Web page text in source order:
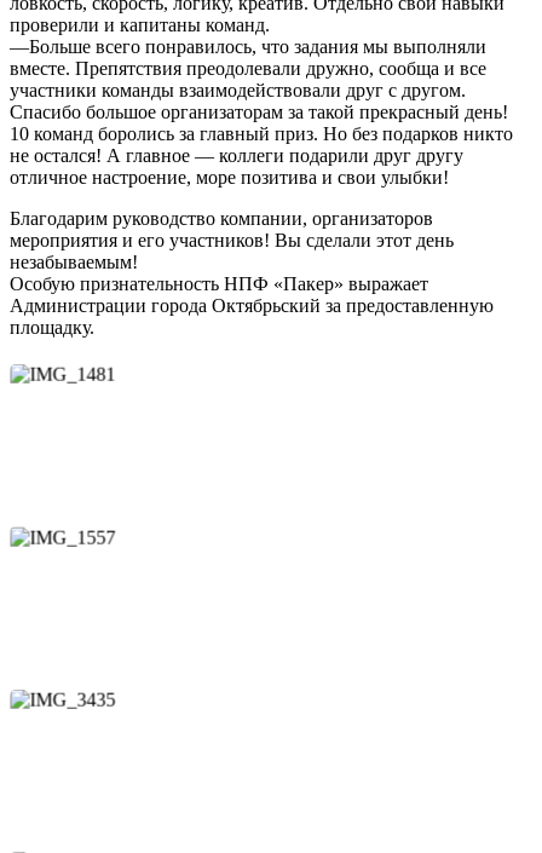
проверили и капитаны команд.
—Больше всего понравилось, что задания мы выполняли
вместе. Препятствия преодолевали дружно, сообща и все
участники команды взаимодействовали друг с другом.
Спасибо большое организаторам за такой прекрасный день!
10 команд боролись за главный приз. Но без подарков никто
не остался! А главное — коллеги подарили друг другу
отличное настроение, море позитива и свои улыбки!
Благодарим руководство компании, организаторов
мероприятия и его участников! Вы сделали этот день
незабываемым!
Особую признательность НПФ «Пакер» выражает
Администрации города Октябрьский за предоставленную
площадку.